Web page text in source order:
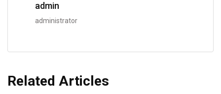
admin
administrator
Related Articles